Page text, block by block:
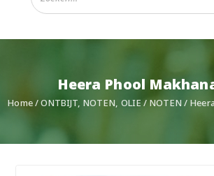
Mittal
Heera Phool
Home/ONTBIJT, NOTEN, OLIE / NOTEN /